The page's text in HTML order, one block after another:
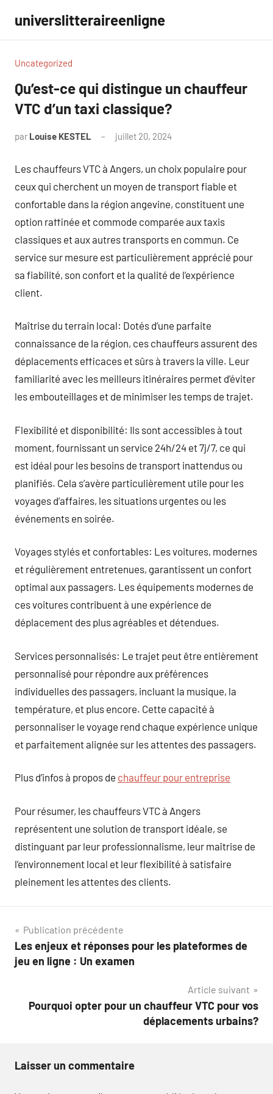
contenu
universlitteraireenligne
Uncategorized
Qu’est-ce qui distingue un chauffeur
VTC d’un taxi classique?
par Louise KESTEL juillet 20, 2024
Les chauffeurs VTC à Angers, un choix populaire pour
ceux qui cherchent un moyen de transport fiable et
confortable dans la région angevine, constituent une
option raffinée et commode comparée aux taxis
classiques et aux autres transports en commun. Ce
service sur mesure est particulièrement apprécié pour
sa fiabilité, son confort et la qualité de l’expérience
client.
Maîtrise du terrain local: Dotés d’une parfaite
connaissance de la région, ces chauffeurs assurent des
déplacements efficaces et sûrs à travers la ville. Leur
familiarité avec les meilleurs itinéraires permet d’éviter
les embouteillages et de minimiser les temps de trajet.
Flexibilité et disponibilité: Ils sont accessibles à tout
moment, fournissant un service 24h/24 et 7j/7, ce qui
est idéal pour les besoins de transport inattendus ou
planifiés. Cela s’avère particulièrement utile pour les
voyages d’affaires, les situations urgentes ou les
événements en soirée.
Voyages stylés et confortables: Les voitures, modernes
et régulièrement entretenues, garantissent un confort
optimal aux passagers. Les équipements modernes de
ces voitures contribuent à une expérience de
déplacement des plus agréables et détendues.
Services personnalisés: Le trajet peut être entièrement
personnalisé pour répondre aux préférences
individuelles des passagers, incluant la musique, la
température, et plus encore. Cette capacité à
personnaliser le voyage rend chaque expérience unique
et parfaitement alignée sur les attentes des passagers.
Plus d’infos à propos de chauffeur pour entreprise
Pour résumer, les chauffeurs VTC à Angers
représentent une solution de transport idéale, se
distinguant par leur professionnalisme, leur maîtrise de
l’environnement local et leur flexibilité à satisfaire
pleinement les attentes des clients.
Navigation
de
Publication précédente
Les enjeux et réponses pour les plateformes de
jeu en ligne : Un examen
Article suivant
Pourquoi opter pour un chauffeur VTC pour vos
déplacements urbains?
Laisser un commentaire